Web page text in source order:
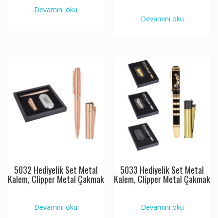
Devamını oku
Devamını oku
5032 Hediyelik Set Metal
Kalem, Clipper Metal Çakmak
Devamını oku
5033 Hediyelik Set Metal
Kalem, Clipper Metal Çakmak
Devamını oku